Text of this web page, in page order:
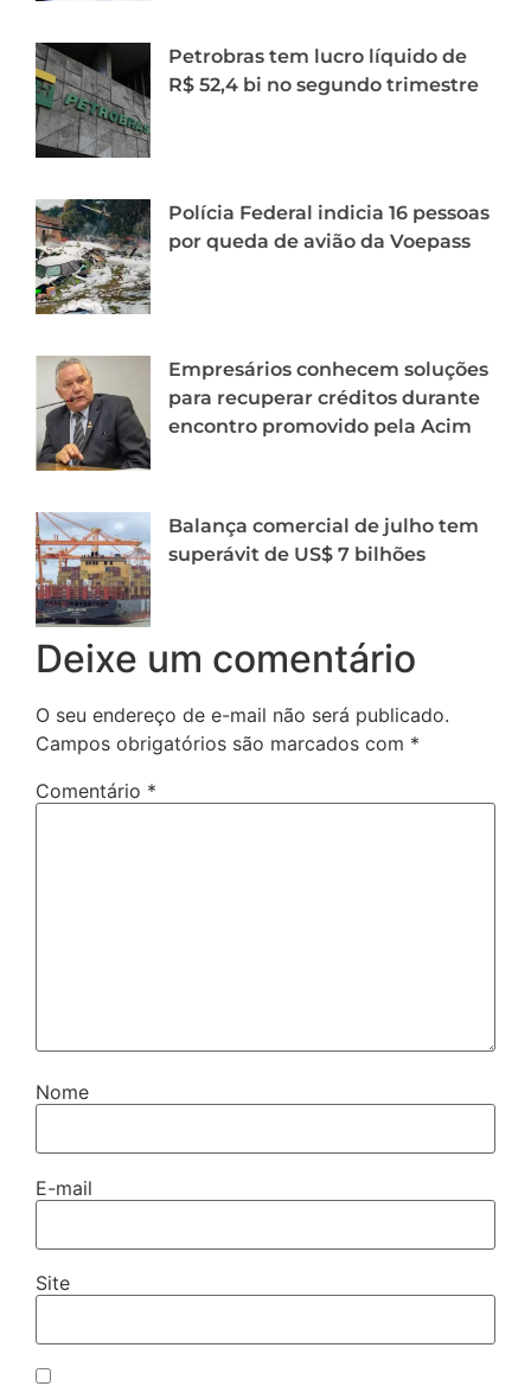
Petrobras tem lucro líquido de
R$ 52,4 bi no segundo trimestre
Polícia Federal indicia 16 pessoas
por queda de avião da Voepass
Empresários conhecem soluções
para recuperar créditos durante
encontro promovido pela Acim
Balança comercial de julho tem
superávit de US$ 7 bilhões
Deixe um comentário
O seu endereço de e-mail não será publicado.
Campos obrigatórios são marcados com *
Comentário *
Nome
E-mail
Site